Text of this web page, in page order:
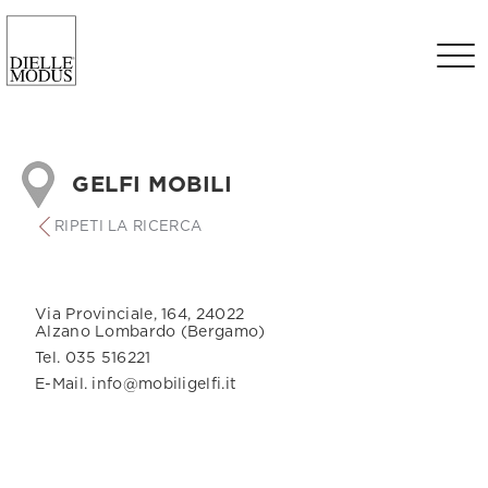
GELFI MOBILI
RIPETI LA RICERCA
Via Provinciale, 164, 24022
Alzano Lombardo (Bergamo)
Tel. 035 516221
E-Mail. info@mobiligelfi.it